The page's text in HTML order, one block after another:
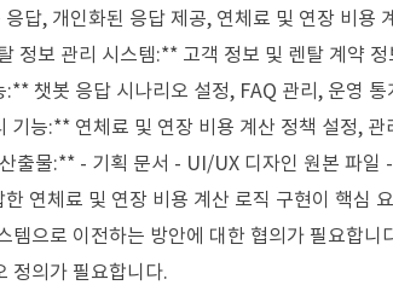
응답, 개인화된 응답 제공, 연체료 및 연장 비용
정보 관리 시스템:** 고객 정보 및 렌탈 계약
챗봇 응답 시나리오 설정, FAQ 관리, 운영
기능:** 연체료 및 연장 비용 계산 정책 설정, 관
출물:** - 기획 문서 - UI/UX 디자인 원본 파일
연체료 및 연장 비용 계산 로직 구현이 핵심
템으로 이전하는 방안에 대한 협의가 필요합니
정의가 필요합니다.